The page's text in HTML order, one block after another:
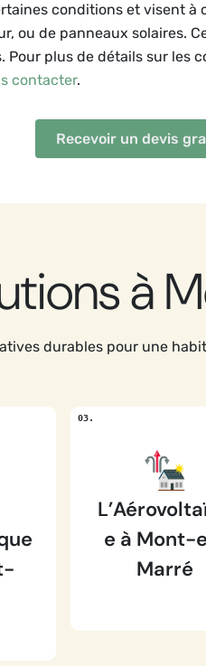
conditions et visent
ou de panneaux solaires.
plus de détails sur
contacter.
Recevoir un devis
à
durables pour une
e à Mont-
Marré